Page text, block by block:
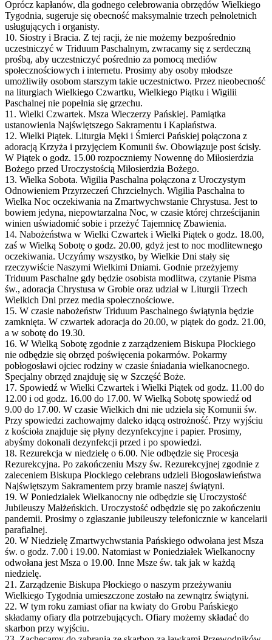
Oprócz kapłanów, dla godnego celebrowania obrzędów Wielkiego
Tygodnia, sugeruje się obecność maksymalnie trzech pełnoletnich
usługujących i organisty.
10. Siostry i Bracia. Z tej racji, że nie możemy bezpośrednio
uczestniczyć w Triduum Paschalnym, zwracamy się z serdeczną
prośbą, aby uczestniczyć pośrednio za pomocą mediów
społecznościowych i internetu. Prosimy aby osoby młodsze
umożliwiły osobom starszym takie uczestnictwo. Przez nieobecność
na liturgiach Wielkiego Czwartku, Wielkiego Piątku i Wigilii
Paschalnej nie popełnia się grzechu.
11. Wielki Czwartek. Msza Wieczerzy Pańskiej. Pamiątka
ustanowienia Najświętszego Sakramentu i Kapłaństwa.
12. Wielki Piątek. Liturgia Męki i Śmierci Pańskiej połączona z
adoracją Krzyża i przyjęciem Komunii św. Obowiązuje post ścisły.
W Piątek o godz. 15.00 rozpoczniemy Nowennę do Miłosierdzia
Bożego przed Uroczystością Miłosierdzia Bożego.
13. Wielka Sobota. Wigilia Paschalna połączona z Uroczystym
Odnowieniem Przyrzeczeń Chrzcielnych. Wigilia Paschalna to
Wielka Noc oczekiwania na Zmartwychwstanie Chrystusa. Jest to
bowiem jedyna, niepowtarzalna Noc, w czasie której chrześcijanin
winien uświadomić sobie i przeżyć Tajemnicę Zbawienia.
14. Nabożeństwa w Wielki Czwartek i Wielki Piątek o godz. 18.00,
zaś w Wielką Sobotę o godz. 20.00, gdyż jest to noc modlitewnego
oczekiwania. Uczyńmy wszystko, by Wielkie Dni stały się
rzeczywiście Naszymi Wielkimi Dniami. Godnie przeżyjemy
Triduum Paschalne gdy będzie osobista modlitwa, czytanie Pisma
św., adoracja Chrystusa w Grobie oraz udział w Liturgii Trzech
Wielkich Dni przez media społecznościowe.
15. W czasie nabożeństw Triduum Paschalnego świątynia będzie
zamknięta. W czwartek adoracja do 20.00, w piątek do godz. 21.00,
a w sobotę do 19.30.
16. W Wielką Sobotę zgodnie z zarządzeniem Biskupa Płockiego
nie odbędzie się obrzęd poświęcenia pokarmów. Pokarmy
pobłogosławi ojciec rodziny w czasie śniadania wielkanocnego.
Specjalny obrzęd znajduję się w Szczęść Boże.
17. Spowiedź w Wielki Czwartek i Wielki Piątek od godz. 11.00 do
12.00 i od godz. 16.00 do 17.00. W Wielką Sobotę spowiedź od
9.00 do 17.00. W czasie Wielkich dni nie udziela się Komunii św.
Przy spowiedzi zachowajmy daleko idącą ostrożność. Przy wyjściu
z kościoła znajduje się płyny dezynfekcyjne i papier. Prosimy,
abyśmy dokonali dezynfekcji przed i po spowiedzi.
18. Rezurekcja w niedzielę o 6.00. Nie odbędzie się Procesja
Rezurekcyjna. Po zakończeniu Mszy św. Rezurekcyjnej zgodnie z
zaleceniem Biskupa Płockiego celebrans udzieli Błogosławieństwa
Najświętszym Sakramentem przy bramie naszej świątyni.
19. W Poniedziałek Wielkanocny nie odbędzie się Uroczystość
Jubileuszy Małżeńskich. Uroczystość odbędzie się po zakończeniu
pandemii. Prosimy o zgłaszanie jubileuszy telefonicznie w kancelarii
parafialnej.
20. W Niedzielę Zmartwychwstania Pańskiego odwołana jest Msza
św. o godz. 7.00 i 19.00. Natomiast w Poniedziałek Wielkanocny
odwołana jest Msza o 19.00. Inne Msze św. tak jak w każdą
niedzielę.
21. Zarządzenie Biskupa Płockiego o naszym przeżywaniu
Wielkiego Tygodnia umieszczone zostało na zewnątrz świątyni.
22. W tym roku zamiast ofiar na kwiaty do Grobu Pańskiego
składamy ofiary dla potrzebujących. Ofiary możemy składać do
skarbon przy wyjściu.